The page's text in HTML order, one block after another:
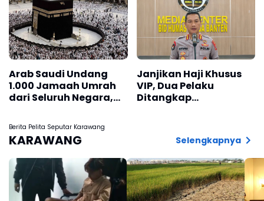
Arab Saudi Undang
1.000 Jamaah Umrah
dari Seluruh Negara,
Janjikan Haji Khusus
VIP, Dua Pelaku
Ditangkap
Berita Pelita Seputar Karawang
KARAWANG Selengkapnya